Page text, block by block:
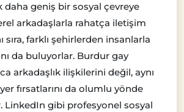
daha geniş bir sosyal çevreye
arkadaşlarla rahatça iletişim
sıra, farklı şehirlerden insanlarla
da buluyorlar. Burdur gay
arkadaşlık ilişkilerini değil, aynı
fırsatlarını da olumlu yönde
LinkedIn gibi profesyonel sosyal